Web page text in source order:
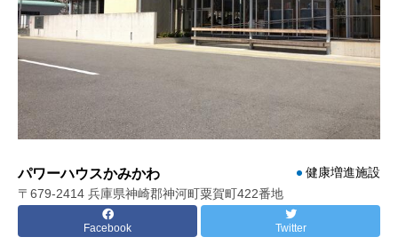
パワーハウスかみかわ
健康増進施設
〒679-2414 兵庫県神崎郡神河町粟賀町422番地
Facebook Twitter